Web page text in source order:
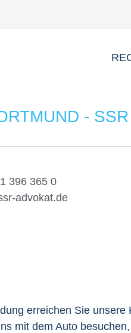
-
396 365 0
advokat.de
erreichen Sie
mit dem Auto